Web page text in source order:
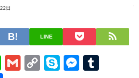
日
LINE
LineGmailCopySkype